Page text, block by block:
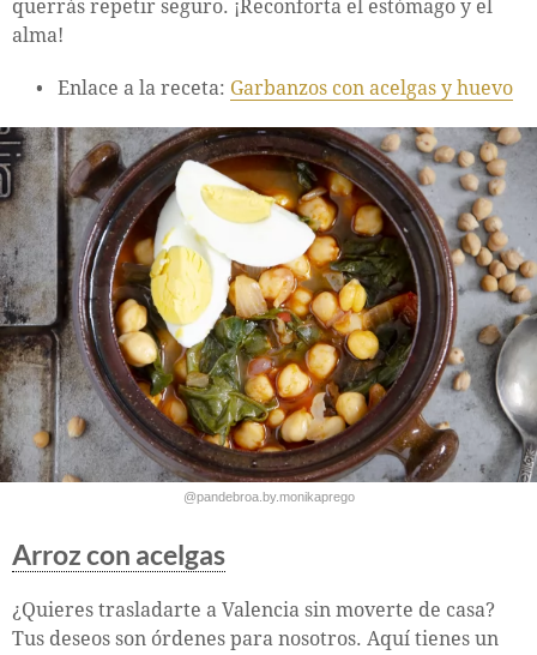
querrás repetir seguro. ¡Reconforta el estómago y el
alma!
Enlace a la receta: Garbanzos con acelgas y huevo
@pandebroa.by.monikaprego
Arroz con acelgas
¿Quieres trasladarte a Valencia sin moverte de casa?
Tus deseos son órdenes para nosotros. Aquí tienes un